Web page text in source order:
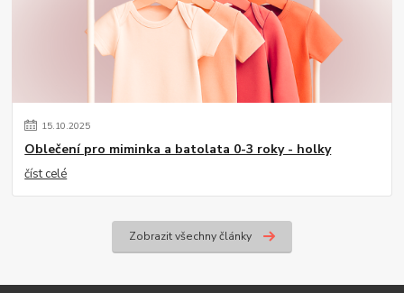
15.10.2025
Oblečení pro miminka a batolata 0-3 roky - holky
číst celé
Zobrazit všechny články